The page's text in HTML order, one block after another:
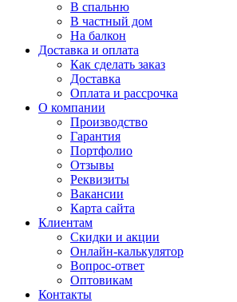
В спальню
В частный дом
На балкон
Доставка и оплата
Как сделать заказ
Доставка
Оплата и рассрочка
О компании
Производство
Гарантия
Портфолио
Отзывы
Реквизиты
Вакансии
Карта сайта
Клиентам
Скидки и акции
Онлайн-калькулятор
Вопрос-ответ
Оптовикам
Контакты